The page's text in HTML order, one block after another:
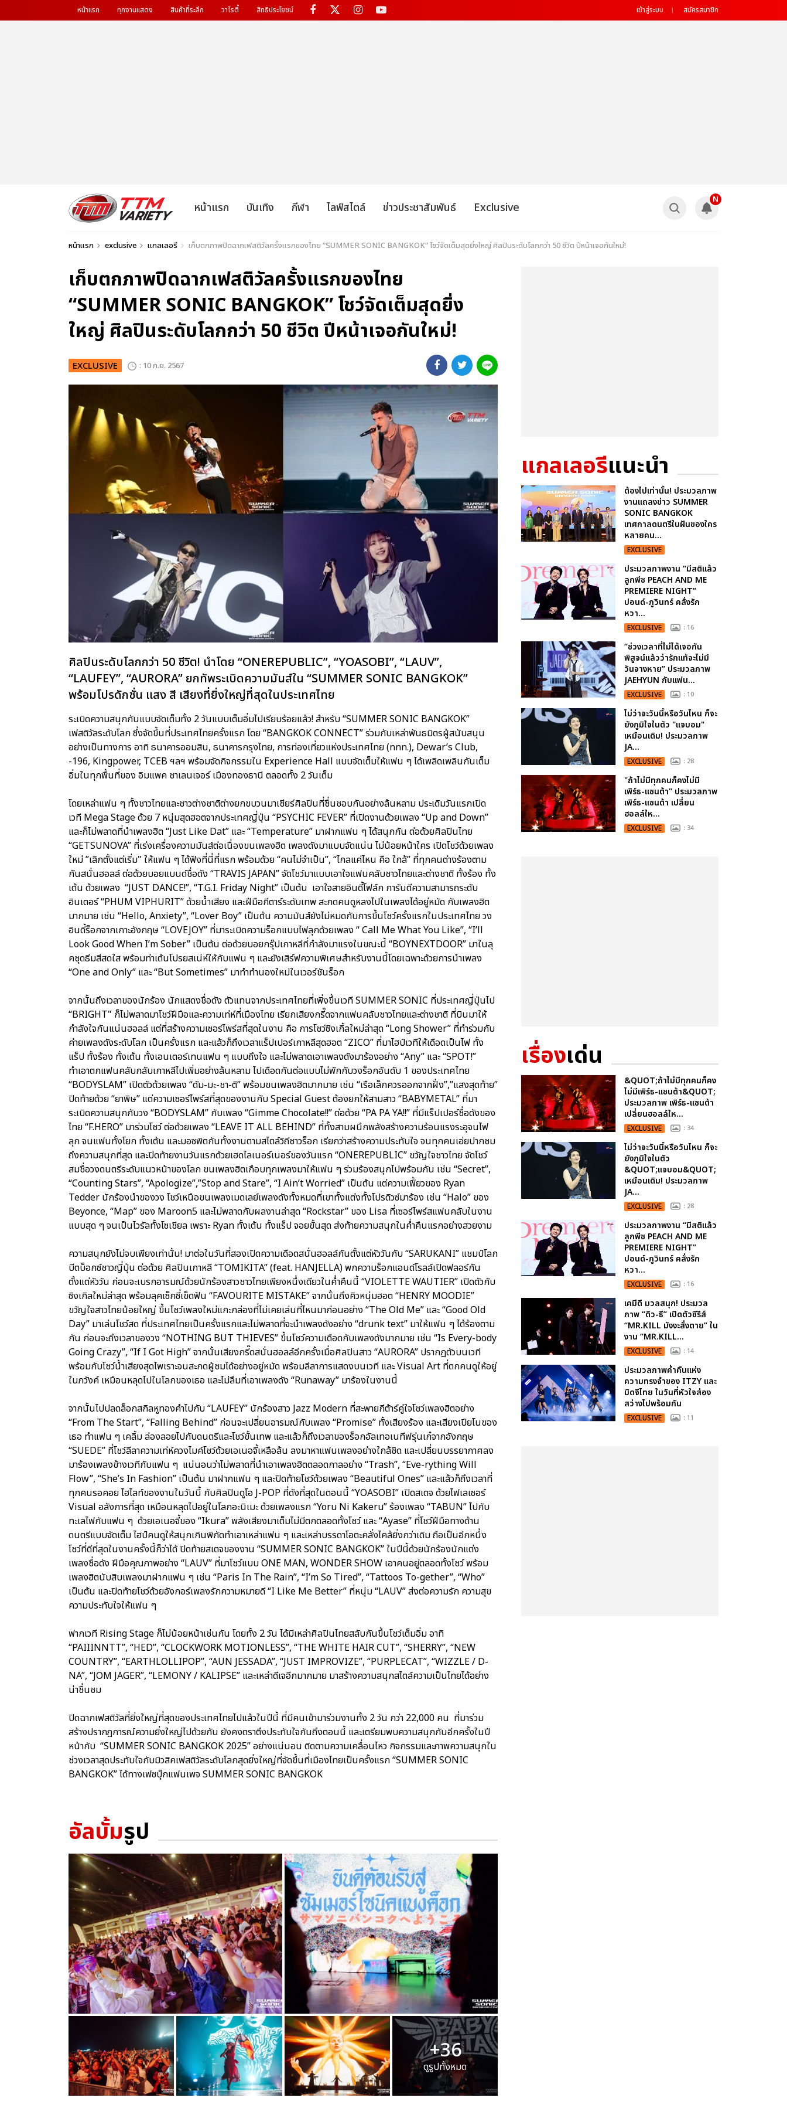
หน้าแรก ทุกงานแสดง สินค้าที่ระลึก วาไรตี้ สิทธิประโยชน์ เข้าสู่ระบบ สมัครสมาชิก
หน้าแรก บันเทิง กีฬา ไลฟ์สไตล์ ข่าวประชาสัมพันธ์ Exclusive
N
หน้าแรก exclusive แกลเลอรี เก็บตกภาพปิดฉากเฟสติวัลครั้งแรกของไทย “SUMMER SONIC BANGKOK” โชว์จัดเต็มสุดยิ่งใหญ่ ศิลปินระดับโลกกว่า 50 ชีวิต ปีหน้าเจอกันใหม่!
เก็บตกภาพปิดฉากเฟสติวัลครั้งแรกของไทย
“SUMMER SONIC BANGKOK” โชว์จัดเต็มสุดยิ่ง
ใหญ่ ศิลปินระดับโลกกว่า 50 ชีวิต ปีหน้าเจอกันใหม่!
EXCLUSIVE : 10 ก.ย. 2567
ศิลปินระดับโลกกว่า 50 ชีวิต! นำโดย “ONEREPUBLIC”, “YOASOBI”, “LAUV”,
“LAUFEY”, “AURORA” ยกทัพระเบิดความมันส์ใน “SUMMER SONIC BANGKOK”
พร้อมโปรดักชั่น แสง สี เสียงที่ยิ่งใหญ่ที่สุดในประเทศไทย
ระเบิดความสนุกกันแบบจัดเต็มทั้ง 2 วันแบบเต็มอิ่มไปเรียบร้อยแล้ว! สำหรับ “SUMMER SONIC BANGKOK”
เฟสติวัลระดับโลก ซึ่งจัดขึ้นที่ประเทศไทยครั้งแรก โดย “BANGKOK CONNECT” ร่วมกับเหล่าพันธมิตรผู้สนับสนุน
อย่างเป็นทางการ อาทิ ธนาคารออมสิน, ธนาคารกรุงไทย, การท่องเที่ยวแห่งประเทศไทย (ททท.), Dewar’s Club,
-196, Kingpower, TCEB ฯลฯ พร้อมจัดกิจกรรมใน Experience Hall แบบจัดเต็มให้แฟน ๆ ได้เพลิดเพลินกันเต็ม
อิ่มในทุกพื้นที่ของ อิมแพค ชาเลนเจอร์ เมืองทองธานี ตลอดทั้ง 2 วันเต็ม
โดยเหล่าแฟน ๆ ทั้งชาวไทยและชาวต่างชาติต่างยกขบวนมาเชียร์ศิลปินที่ชื่นชอบกันอย่างล้นหลาม ประเดิมวันแรกเปิด
เวที Mega Stage ด้วย 7 หนุ่มสุดฮอตจากประเทศญี่ปุ่น “PSYCHIC FEVER” ที่เปิดงานด้วยเพลง “Up and Down”
และก็ไม่พลาดที่นำเพลงฮิต “Just Like Dat” และ “Temperature” มาฝากแฟน ๆ ได้สนุกกัน ต่อด้วยศิลปินไทย
“GETSUNOVA” ที่เร่งเครื่องความมันส์ต่อเนื่องขนเพลงฮิต เพลงดังมาแบบจัดแน่น ไม่น้อยหน้าใคร เปิดโชว์ด้วยเพลง
ใหม่ ”เลิกตั้งแต่เริ่ม" ให้แฟน ๆ ได้ฟังที่นี่ที่แรก พร้อมด้วย “คนไม่จำเป็น”, “ไกลแค่ไหน คือ ใกล้” ที่ทุกคนต่างร้องตาม
กันสนั่นฮอลล์ ต่อด้วยบอยแบนด์ชื่อดัง “TRAVIS JAPAN” จัดโชว์มาแบบเอาใจแฟนคลับชาวไทยและต่างชาติ ทั้งร้อง ทั้ง
เต้น ด้วยเพลง “JUST DANCE!”, “T.G.I. Friday Night” เป็นต้น เอาใจสายอินดี้โฟล์ก การันตีความสามารถระดับ
อินเตอร์ “PHUM VIPHURIT” ด้วยน้ำเสียง และฝีมือกีตาร์ระดับเทพ สะกดคนดูหลงไปในเพลงได้อยู่หมัด กับเพลงฮิต
มากมาย เช่น “Hello, Anxiety”, “Lover Boy” เป็นต้น ความมันส์ยังไม่หมดกับการขึ้นโชว์ครั้งแรกในประเทศไทย วง
อินดี้ร็อกจากเกาะอังกฤษ “LOVEJOY” ที่มาระเบิดความร็อกแบบไฟลุกด้วยเพลง “ Call Me What You Like”, “I’ll
Look Good When I’m Sober” เป็นต้น ต่อด้วยบอยกรุ๊ปเกาหลีที่กำลังมาแรงในขณะนี้ “BOYNEXTDOOR” มาในลุ
คชุดธีมสีสดใส พร้อมท่าเต้นโปรยสเน่ห์ให้กับแฟน ๆ และยังเสิร์ฟความพิเศษสำหรับงานนี้โดยเฉพาะด้วยการนำเพลง
“One and Only” และ “But Sometimes” มาทำทำนองใหม่ในเวอร์ชันร็อก
จากนั้นถึงเวลาของนักร้อง นักแสดงชื่อดัง ตัวแทนจากประเทศไทยที่เพิ่งขึ้นเวที SUMMER SONIC ที่ประเทศญี่ปุ่นไป
“BRIGHT" ก็ไม่พลาดมาโชว์ฝีมือและความเท่ห์ที่เมืองไทย เรียกเสียงกรี๊ดจากแฟนคลับชาวไทยและต่างชาติ ที่บินมาให้
กำลังใจกันแน่นฮอลล์ แต่ที่สร้างความเซอร์ไพร์สที่สุดในงาน คือ การโชว์ซิงเกิ้ลใหม่ล่าสุด “Long Shower” ที่ทำร่วมกับ
ค่ายเพลงดังระดับโลก เป็นครั้งแรก และแล้วก็ถึงเวลาแร็ปเปอร์เกาหลีสุดฮอต “ZICO” ที่มาไฮป์เวทีให้เดือดเป็นไฟ ทั้ง
แร็ป ทั้งร้อง ทั้งเต้น ทั้งเอนเตอร์เทนแฟน ๆ แบบถึงใจ และไม่พลาดเอาเพลงดังมาร้องอย่าง “Any” และ “SPOT!”
ทำเอาตกแฟนคลับกลับเกาหลีไปเพิ่มอย่างล้นหลาม ไปเดือดกันต่อแบบไม่พักกับวงร็อกอันดับ 1 ของประเทศไทย
“BODYSLAM” เปิดตัวด้วยเพลง “ดัม-มะ-ชา-ติ” พร้อมขนเพลงฮิตมากมาย เช่น “เรือเล็กควรออกจากฝั่ง”,”แสงสุดท้าย”
ปิดท้ายด้วย “ยาพิษ” แต่ความเซอร์ไพร์สที่สุดของงานกับ Special Guest ต้องยกให้สามสาว “BABYMETAL” ที่มา
ระเบิดความสนุกกับวง “BODYSLAM” กับเพลง “Gimme Chocolate!!” ต่อด้วย “PA PA YA!!” ที่มีแร็ปเปอร์ชื่อดังของ
ไทย “F.HERO” มาร่วมโชว์ ต่อด้วยเพลง “LEAVE IT ALL BEHIND” ที่ทั้งสามผนึกพลังสร้างความร้อนแรงระอุจนไฟ
ลุก จนแฟนทั้งโยก ทั้งเต้น และมอซพิตกันทั้งงานตามสไตล์วิถีชาวร็อก เรียกว่าสร้างความประทับใจ จนทุกคนเอ่ยปากชม
ถึงความสนุกที่สุด และปิดท้ายงานวันแรกด้วยเฮดไลเนอร์เนอร์ของวันแรก “ONEREPUBLIC” ขวัญใจชาวไทย จัดโชว์
สมชื่อวงดนตรีระดับแนวหน้าของโลก ขนเพลงฮิตเกือบทุกเพลงมาให้แฟน ๆ ร่วมร้องสนุกไปพร้อมกัน เช่น “Secret”,
“Counting Stars”, “Apologize”,”Stop and Stare”, “I Ain’t Worried” เป็นต้น แต่ความเฟี้ยวของ Ryan
Tedder นักร้องนำของวง โชว์เหนือขนเพลงเมดเลย์เพลงดังทั้งหมดที่เขาทั้งแต่งทั้งโปรดิวซ์มาร้อง เช่น “Halo” ของ
Beyonce, “Map” ของ Maroon5 และไม่พลาดกับผลงานล่าสุด “Rockstar” ของ Lisa ที่เซอร์ไพร์สแฟนคลับในงาน
แบบสุด ๆ จนเป็นไวรัลทั้งโซเชียล เพราะ Ryan ทั้งเต้น ทั้งแร็ป จอยขั้นสุด ส่งท้ายความสนุกในค่ำคืนแรกอย่างสวยงาม
ความสนุกยังไม่จบเพียงเท่านั้น! มาต่อในวันที่สองเปิดความเดือดสนั่นฮอลล์กันตั้งแต่หัววันกับ “SARUKANI” แชมป์โลก
บีตบ็อกซ์ชาวญี่ปุ่น ต่อด้วย ศิลปินเกาหลี “TOMIKITA” (feat. HANJELLA) พกความร็อกแอนด์โรลล์เปิดฟลอร์กัน
ตั้งแต่หัววัน ก่อนจะเบรกอารมณ์ด้วยนักร้องสาวชาวไทยเพียงหนึ่งเดียวในค่ำคืนนี้ “VIOLETTE WAUTIER” เปิดตัวกับ
ซิงเกิลใหม่ล่าสุด พร้อมลุคเซ็กซี่เข็ดฟัน “FAVOURITE MISTAKE” จากนั้นถึงคิวหนุ่มฮอต “HENRY MOODIE”
ขวัญใจสาวไทยน้อยใหญ่ ขึ้นโชว์เพลงใหม่แกะกล่องที่ไม่เคยเล่นที่ไหนมาก่อนอย่าง “The Old Me” และ “Good Old
Day” มาเล่นโชว์สด ที่ประเทศไทยเป็นครั้งแรกและไม่พลาดที่จะนำเพลงดังอย่าง “drunk text” มาให้แฟน ๆ ได้ร้องตาม
กัน ก่อนจะถึงเวลาของวง “NOTHING BUT THIEVES” ขึ้นโชว์ความเดือดกับเพลงดังมากมาย เช่น “Is Every-body
Going Crazy”, “If I Got High” จากนั้นเสียงกรี๊ดสนั่นฮอลล์อีกครั้งเมื่อศิลปินสาว “AURORA” ปรากฏตัวบนเวที
พร้อมกับโชว์น้ำเสียงสุดไพเราะจนสะกดผู้ชมได้อย่างอยู่หมัด พร้อมลีลาการแสดงบนเวที และ Visual Art ที่ตกคนดูให้อยู่
ในภวังค์ เหมือนหลุดไปในโลกของเธอ และไม่ลืมที่เอาเพลงดัง “Runaway” มาร้องในงานนี้
จากนั้นไปปลดล็อกสกิลหูทองคำไปกับ “LAUFEY” นักร้องสาว Jazz Modern ที่สะพายกีต้าร์คู่ใจโชว์เพลงฮิตอย่าง
“From The Start”, “Falling Behind” ก่อนจะเปลี่ยนอารมณ์กับเพลง “Promise” ทั้งเสียงร้อง และเสียงเปียโนของ
เธอ ทำแฟน ๆ เคลิ้ม ล่องลอยไปกับดนตรีและโชว์ขั้นเทพ และแล้วก็ถึงเวลาของร็อกอัลเทอเนทีฟรุ่นเก๋จากอังกฤษ
“SUEDE” ที่โชว์ลีลาความเท่ห์ควงไมค์โชว์ด้วยเอเนอจี้เหลือล้น ลงมาหาแฟนเพลงอย่างใกล้ชิด และเปลี่ยนบรรยากาศลง
มาร้องเพลงข้างเวทีกับแฟน ๆ แน่นอนว่าไม่พลาดที่นำเอาเพลงฮิตตลอดกาลอย่าง “Trash”, “Eve-rything Will
Flow”, “She’s In Fashion” เป็นต้น มาฝากแฟน ๆ และปิดท้ายโชว์ด้วยเพลง “Beautiful Ones” และแล้วก็ถึงเวลาที่
ทุกคนรอคอย ไฮไลท์ของงานในวันนี้ กับศิลปินดูโอ J-POP ที่ดังที่สุดในตอนนี้ “YOASOBI” เปิดสเตจ ด้วยไฟเลเซอร์
Visual อลังการที่สุด เหมือนหลุดไปอยู่ในโลกอะนิเมะ ด้วยเพลงแรก “Yoru Ni Kakeru” ร้องเพลง “TABUN” ไปกับ
ทะเลไฟกับแฟน ๆ ด้วยเอเนอจี้ของ “Ikura” พลังเสียงมาเต็มไม่มีตกตลอดทั้งโชว์ และ “Ayase” ที่โชว์ฝีมือทางด้าน
ดนตรีแบบจัดเต็ม ไฮป์คนดูให้สนุกเกินพิกัดทำเอาเหล่าแฟน ๆ และเหล่าบรรดาโอตะคลั่งไคล้ยิ่งกว่าเดิม ถือเป็นอีกหนึ่ง
โชว์ที่ดีที่สุดในงานครั้งนี้ก็ว่าได้ ปิดท้ายสเตจของงาน “SUMMER SONIC BANGKOK” ในปีนี้ด้วยนักร้องนักแต่ง
เพลงชื่อดัง ฝีมือคุณภาพอย่าง “LAUV” ที่มาโชว์แบบ ONE MAN, WONDER SHOW เอาคนอยู่ตลอดทั้งโชว์ พร้อม
เพลงฮิตนับสิบเพลงมาฝากแฟน ๆ เช่น “Paris In The Rain”, “I’m So Tired”, “Tattoos To-gether”, “Who”
เป็นต้น และปิดท้ายโชว์ด้วยอังกอร์เพลงรักความหมายดี “I Like Me Better” ที่หนุ่ม “LAUV” ส่งต่อความรัก ความสุข
ความประทับใจให้แฟน ๆ
ฟากเวที Rising Stage ก็ไม่น้อยหน้าเช่นกัน โดยทั้ง 2 วัน ได้มีเหล่าศิลปินไทยสลับกันขึ้นโชว์เต็มอิ่ม อาทิ
“PAIIINNTT”, “HED”, “CLOCKWORK MOTIONLESS”, “THE WHITE HAIR CUT”, “SHERRY”, “NEW
COUNTRY”, “EARTHLOLLIPOP”, “AUN JESSADA”, “JUST IMPROVIZE”, “PURPLECAT”, “WIZZLE / D-
NA”, “JOM JAGER”, “LEMONY / KALIPSE” และเหล่าดีเจอีกมากมาย มาสร้างความสนุกสไตล์ความเป็นไทยได้อย่าง
น่าชื่นชม
ปิดฉากเฟสติวัลที่ยิ่งใหญ่ที่สุดของประเทศไทยไปแล้วในปีนี้ ที่มีคนเข้ามาร่วมงานทั้ง 2 วัน กว่า 22,000 คน ที่มาร่วม
สร้างปรากฎการณ์ความยิ่งใหญ่ไปด้วยกัน ยังคงตราตึงประทับใจกันถึงตอนนี้ และเตรียมพบความสนุกกันอีกครั้งในปี
หน้ากับ “SUMMER SONIC BANGKOK 2025” อย่างแน่นอน ติดตามความเคลื่อนไหว กิจกรรมและภาพความสนุกใน
ช่วงเวลาสุดประทับใจกับมิวสิคเฟสติวัลระดับโลกสุดยิ่งใหญ่ที่จัดขึ้นที่เมืองไทยเป็นครั้งแรก “SUMMER SONIC
BANGKOK” ได้ทางเฟซบุ๊กแฟนเพจ SUMMER SONIC BANGKOK
อัลบั้มรูป
+36
ดูรูปทั้งหมด
แกลเลอรีแนะนำ
ต้องไปเท่านั้น! ประมวลภาพ
งานแถลงข่าว SUMMER
SONIC BANGKOK
เทศกาลดนตรีในฝันของใคร
หลายคน...
EXCLUSIVE
ประมวลภาพงาน “มีสติแล้ว
ลูกพีช PEACH AND ME
PREMIERE NIGHT”
ปอนด์-ภูวินทร์ คลั่งรัก
หวา...
EXCLUSIVE : 16
“ช่วงเวลาที่ไม่ได้เจอกัน
พิสูจน์แล้วว่ารักแท้จะไม่มี
วันจางหาย” ประมวลภาพ
JAEHYUN กับแฟน...
EXCLUSIVE : 10
ไม่ว่าจะวันนี้หรือวันไหน ก็จะ
ยังภูมิใจในตัว "แจบอม"
เหมือนเดิม! ประมวลภาพ
JA...
EXCLUSIVE : 28
"ถ้าไม่มีทุกคนก็คงไม่มี
เพิร์ธ-แซนต้า" ประมวลภาพ
เพิร์ธ-แซนต้า เปลี่ยน
ฮอลล์ให...
EXCLUSIVE : 34
เรื่องเด่น
&QUOT;ถ้าไม่มีทุกคนก็คง
ไม่มีเพิร์ธ-แซนต้า&QUOT;
ประมวลภาพ เพิร์ธ-แซนต้า
เปลี่ยนฮอลล์ให...
EXCLUSIVE : 34
ไม่ว่าจะวันนี้หรือวันไหน ก็จะ
ยังภูมิใจในตัว
&QUOT;แจบอม&QUOT;
เหมือนเดิม! ประมวลภาพ
JA...
EXCLUSIVE : 28
ประมวลภาพงาน “มีสติแล้ว
ลูกพีช PEACH AND ME
PREMIERE NIGHT”
ปอนด์-ภูวินทร์ คลั่งรัก
หวา...
EXCLUSIVE : 16
เคมีดี มวลสนุก! ประมวล
ภาพ “ดิว-ธี” เปิดตัวซีรีส์
“MR.KILL มังงะสั่งตาย” ใน
งาน “MR.KILL...
EXCLUSIVE : 14
ประมวลภาพค่ำคืนแห่ง
ความทรงจำของ ITZY และ
มิดจีไทย ในวันที่หัวใจส่อง
สว่างไปพร้อมกัน
EXCLUSIVE : 11